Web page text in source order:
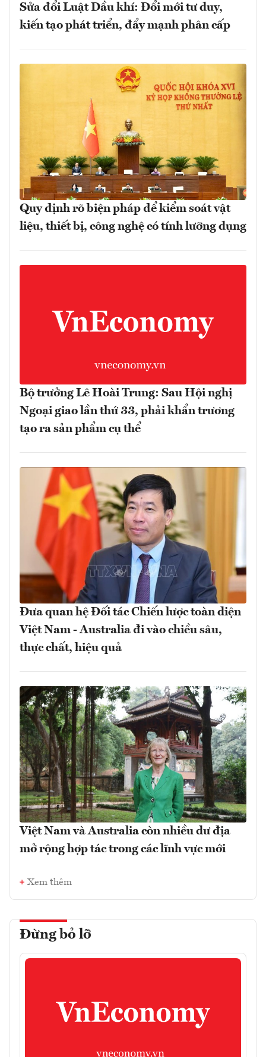
Sửa đổi Luật Dầu khí: Đổi mới tư duy,
kiến tạo phát triển, đẩy mạnh phân cấp
Quy định rõ biện pháp để kiểm soát vật
liệu, thiết bị, công nghệ có tính lưỡng dụng
Bộ trưởng Lê Hoài Trung: Sau Hội nghị
Ngoại giao lần thứ 33, phải khẩn trương
tạo ra sản phẩm cụ thể
Đưa quan hệ Đối tác Chiến lược toàn diện
Việt Nam - Australia đi vào chiều sâu,
thực chất, hiệu quả
Việt Nam và Australia còn nhiều dư địa
mở rộng hợp tác trong các lĩnh vực mới
Xem thêm
Đừng bỏ lỡ